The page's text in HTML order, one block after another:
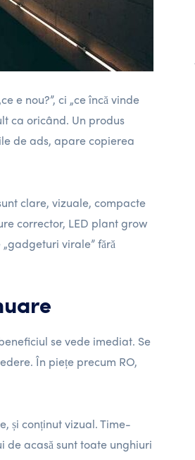
e nou?”, ci „ce încă vinde
ca oricând. Un produs
de ads, apare copierea
clare, vizuale, compacte
corrector, LED plant grow
virale” fără
se vede imediat. Se
În piețe precum RO,
și conținut vizual. Time-
de acasă sunt toate unghiuri